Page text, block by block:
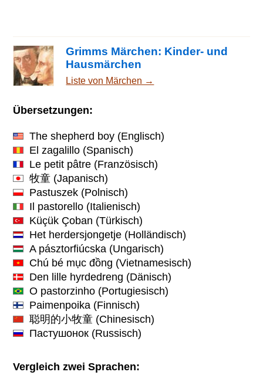
Grimms Märchen: Kinder- und
Hausmärchen
Liste von Märchen →
Übersetzungen:
The shepherd boy (Englisch)
El zagalillo (Spanisch)
Le petit pâtre (Französisch)
牧童 (Japanisch)
Pastuszek (Polnisch)
Il pastorello (Italienisch)
Küçük Çoban (Türkisch)
Het herdersjongetje (Holländisch)
A pásztorfiúcska (Ungarisch)
Chú bé mục đồng (Vietnamesisch)
Den lille hyrdedreng (Dänisch)
O pastorzinho (Portugiesisch)
Paimenpoika (Finnisch)
聪明的小牧童 (Chinesisch)
Пастушонок (Russisch)
Vergleich zwei Sprachen: